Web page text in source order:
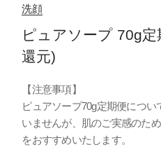
洗顔
ピュアソープ 70g
還元)
【注意事項】
ピュアソープ70g定期便につ
いませんが、肌のご実感のた
をおすすめいたします。